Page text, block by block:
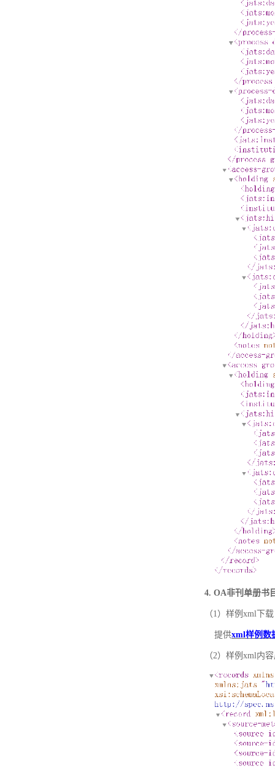
4. OA非刊单册书
（1）样例xml下载
提供xml样例数
（2）样例xml内